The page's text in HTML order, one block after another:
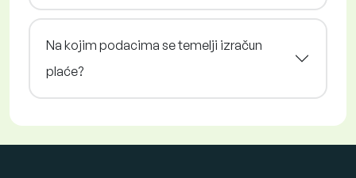
Na kojim podacima se temelji izračun
plaće?